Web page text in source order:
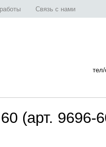
Связь с нами
(арт. 9696-